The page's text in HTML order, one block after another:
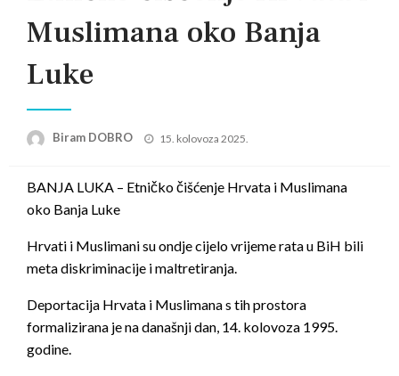
Muslimana oko Banja
Luke
Biram DOBRO
Posted
15. kolovoza 2025.
BANJA LUKA – Etničko čišćenje Hrvata i Muslimana
oko Banja Luke
Hrvati i Muslimani su ondje cijelo vrijeme rata u BiH bili
meta diskriminacije i maltretiranja.
Deportacija Hrvata i Muslimana s tih prostora
formalizirana je na današnji dan, 14. kolovoza 1995.
godine.